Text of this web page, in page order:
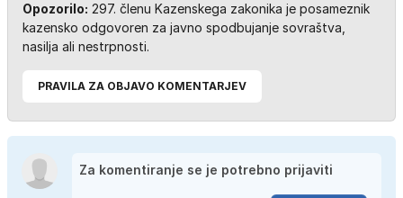
Opozorilo: 297. členu Kazenskega zakonika je posameznik
kazensko odgovoren za javno spodbujanje sovraštva,
nasilja ali nestrpnosti.
PRAVILA ZA OBJAVO KOMENTARJEV